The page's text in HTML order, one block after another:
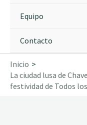
Equipo
Contacto
Inicio
La ciudad lusa de
festividad de Todos